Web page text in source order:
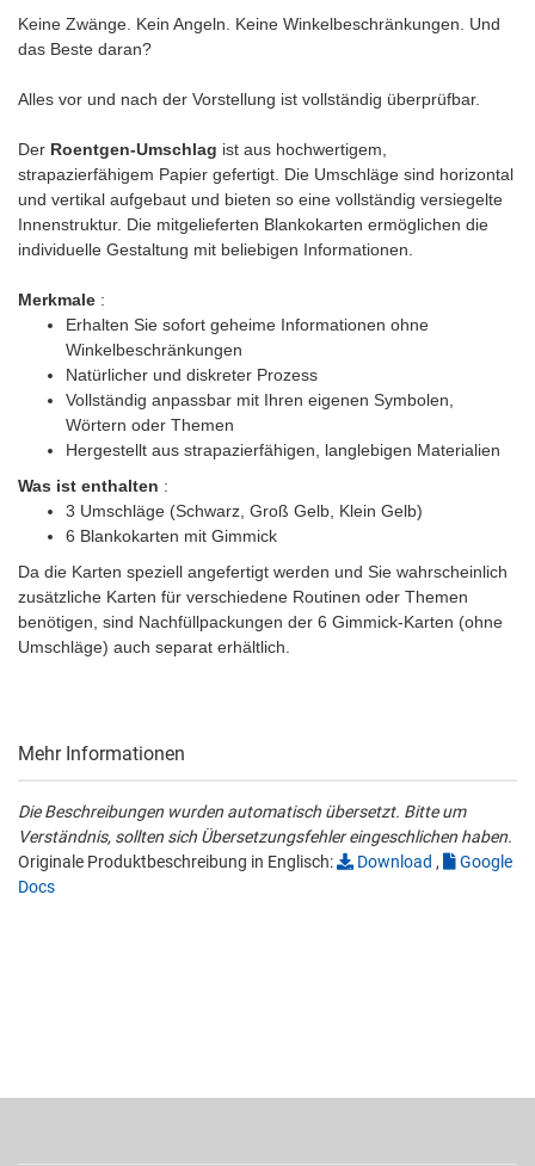
Keine Zwänge. Kein Angeln. Keine Winkelbeschränkungen. Und
das Beste daran?
Alles vor und nach der Vorstellung ist vollständig überprüfbar.
Der Roentgen-Umschlag ist aus hochwertigem,
strapazierfähigem Papier gefertigt. Die Umschläge sind horizontal
und vertikal aufgebaut und bieten so eine vollständig versiegelte
Innenstruktur. Die mitgelieferten Blankokarten ermöglichen die
individuelle Gestaltung mit beliebigen Informationen.
Merkmale :
Erhalten Sie sofort geheime Informationen ohne
Winkelbeschränkungen
Natürlicher und diskreter Prozess
Vollständig anpassbar mit Ihren eigenen Symbolen,
Wörtern oder Themen
Hergestellt aus strapazierfähigen, langlebigen Materialien
Was ist enthalten :
3 Umschläge (Schwarz, Groß Gelb, Klein Gelb)
6 Blankokarten mit Gimmick
Da die Karten speziell angefertigt werden und Sie wahrscheinlich
zusätzliche Karten für verschiedene Routinen oder Themen
benötigen, sind Nachfüllpackungen der 6 Gimmick-Karten (ohne
Umschläge) auch separat erhältlich.
Mehr Informationen
Die Beschreibungen wurden automatisch übersetzt. Bitte um
Verständnis, sollten sich Übersetzungsfehler eingeschlichen haben.
Originale Produktbeschreibung in Englisch:
Download ,
Google
Docs